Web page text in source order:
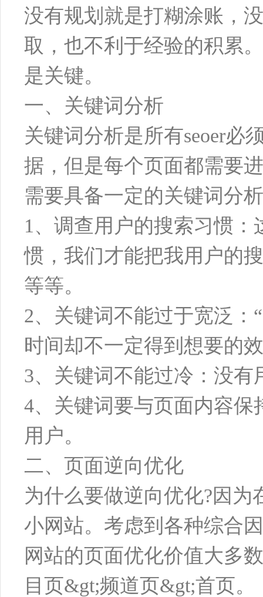
没有规划就是打糊涂账，
取，也不利于经验的积累
是关键。
一、关键词分析
关键词分析是所有seoer必
据，但是每个页面都需要
需要具备一定的关键词分
1、调查用户的搜索习惯
惯，我们才能把我用户的
等等。
2、关键词不能过于宽泛：
时间却不一定得到想要的
3、关键词不能过冷：没
4、关键词要与页面内容
用户。
二、页面逆向优化
为什么要做逆向优化?因
小网站。考虑到各种综合
网站的页面优化价值大多
目页&gt;频道页&gt;首页。